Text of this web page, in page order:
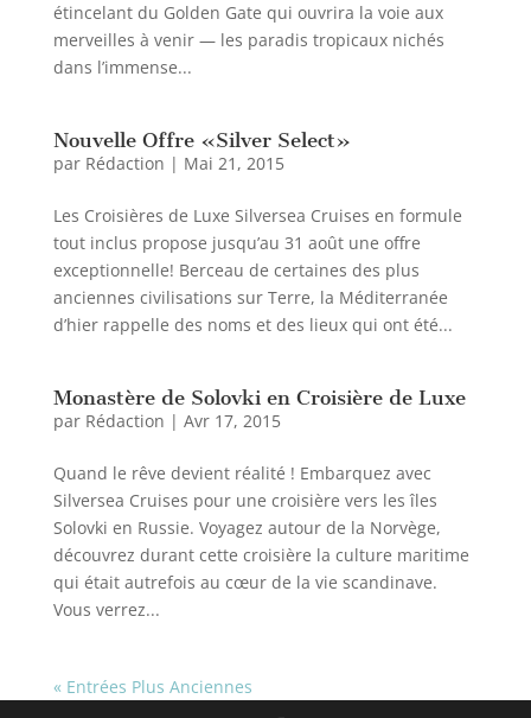
étincelant du Golden Gate qui ouvrira la voie aux
merveilles à venir — les paradis tropicaux nichés
dans l’immense...
Nouvelle Offre «Silver Select»
par Rédaction | Mai 21, 2015
Les Croisières de Luxe Silversea Cruises en formule
tout inclus propose jusqu’au 31 août une offre
exceptionnelle! Berceau de certaines des plus
anciennes civilisations sur Terre, la Méditerranée
d’hier rappelle des noms et des lieux qui ont été...
Monastère de Solovki en Croisière de Luxe
par Rédaction | Avr 17, 2015
Quand le rêve devient réalité ! Embarquez avec
Silversea Cruises pour une croisière vers les îles
Solovki en Russie. Voyagez autour de la Norvège,
découvrez durant cette croisière la culture maritime
qui était autrefois au cœur de la vie scandinave.
Vous verrez...
« Entrées Plus Anciennes